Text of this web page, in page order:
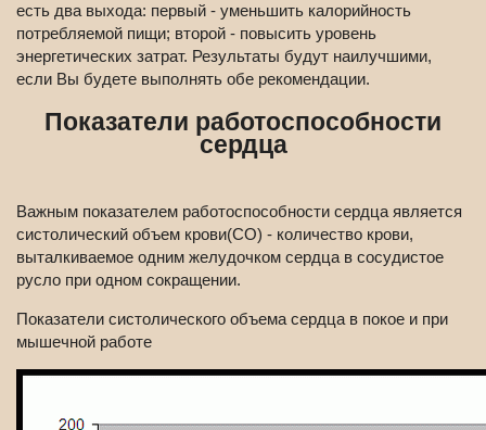
есть два выхода: первый - уменьшить калорийность
потребляемой пищи; второй - повысить уровень
энергетических затрат. Результаты будут наилучшими,
если Вы будете выполнять обе рекомендации.
Показатели работоспособности
сердца
Важным показателем работоспособности сердца является
систолический объем крови(СО) - количество крови,
выталкиваемое одним желудочком сердца в сосудистое
русло при одном сокращении.
Показатели систолического объема сердца в покое и при
мышечной работе